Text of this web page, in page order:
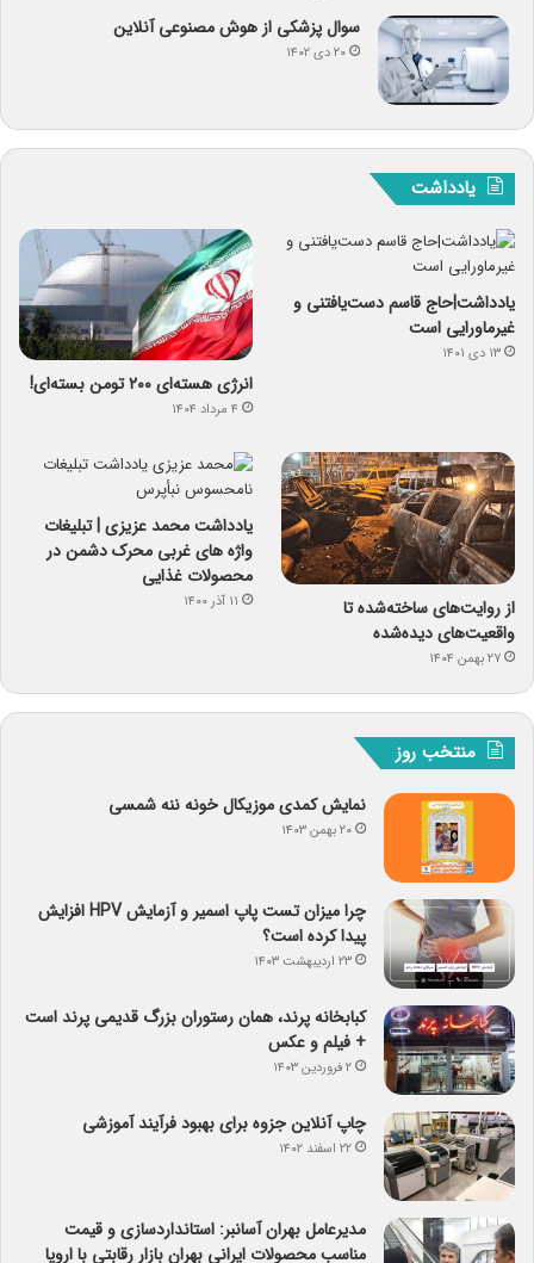
سوال پزشکی از هوش مصنوعی آنلاین
۲۰ دی ۱۴۰۲
یادداشت
یادداشت|حاج قاسم دست‌یافتنی و
غیرماورایی است
۱۳ دی ۱۴۰۱
انرژی هسته‌ای ۲۰۰ تومن بسته‌ای!
۴ مرداد ۱۴۰۴
از روایت‌های ساخته‌شده تا
واقعیت‌های دیده‌شده
۲۷ بهمن ۱۴۰۴
یادداشت محمد عزیزی | تبلیغات
واژه های غربی محرک دشمن در
محصولات غذایی
۱۱ آذر ۱۴۰۰
منتخب روز
نمایش کمدی موزیکال خونه ننه شمسی
۲۰ بهمن ۱۴۰۳
چرا میزان تست پاپ اسمیر و آزمایش HPV افزایش
پیدا کرده است؟
۲۳ اردیبهشت ۱۴۰۳
کبابخانه پرند، همان رستوران بزرگ قدیمی پرند است
+ فیلم و عکس
۲ فروردین ۱۴۰۳
چاپ آنلاین جزوه برای بهبود فرآیند آموزشی
۲۲ اسفند ۱۴۰۲
مدیرعامل بهران آسانبر: استانداردسازی و قیمت
مناسب محصولات ایرانی بهران بازار رقابتی با اروپا